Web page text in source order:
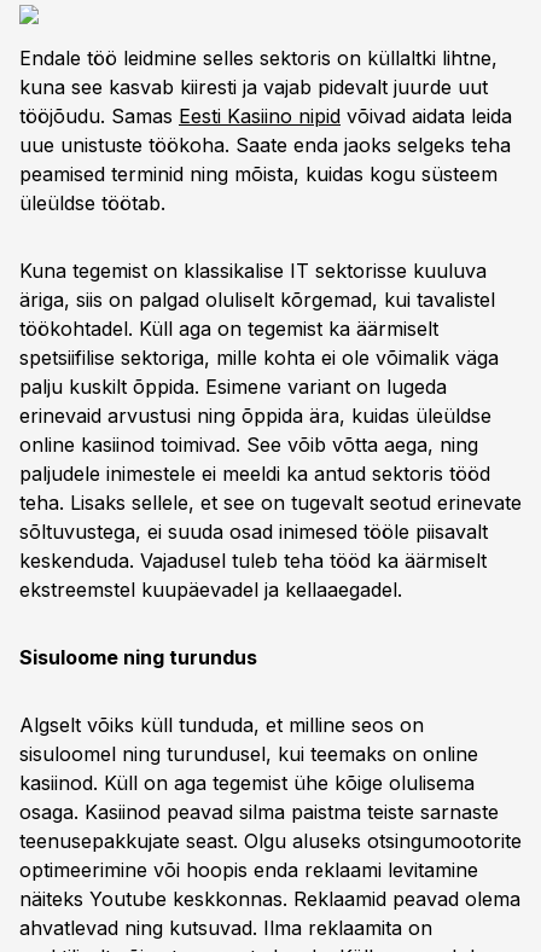
Endale töö leidmine selles sektoris on küllaltki lihtne,
kuna see kasvab kiiresti ja vajab pidevalt juurde uut
tööjõudu. Samas Eesti Kasiino nipid võivad aidata leida
uue unistuste töökoha. Saate enda jaoks selgeks teha
peamised terminid ning mõista, kuidas kogu süsteem
üleüldse töötab.
Kuna tegemist on klassikalise IT sektorisse kuuluva
äriga, siis on palgad oluliselt kõrgemad, kui tavalistel
töökohtadel. Küll aga on tegemist ka äärmiselt
spetsiifilise sektoriga, mille kohta ei ole võimalik väga
palju kuskilt õppida. Esimene variant on lugeda
erinevaid arvustusi ning õppida ära, kuidas üleüldse
online kasiinod toimivad. See võib võtta aega, ning
paljudele inimestele ei meeldi ka antud sektoris tööd
teha. Lisaks sellele, et see on tugevalt seotud erinevate
sõltuvustega, ei suuda osad inimesed tööle piisavalt
keskenduda. Vajadusel tuleb teha tööd ka äärmiselt
ekstreemstel kuupäevadel ja kellaaegadel.
Sisuloome ning turundus
Algselt võiks küll tunduda, et milline seos on
sisuloomel ning turundusel, kui teemaks on online
kasiinod. Küll on aga tegemist ühe kõige olulisema
osaga. Kasiinod peavad silma paistma teiste sarnaste
teenusepakkujate seast. Olgu aluseks otsingumootorite
optimeerimine või hoopis enda reklaami levitamine
näiteks Youtube keskkonnas. Reklaamid peavad olema
ahvatlevad ning kutsuvad. Ilma reklaamita on